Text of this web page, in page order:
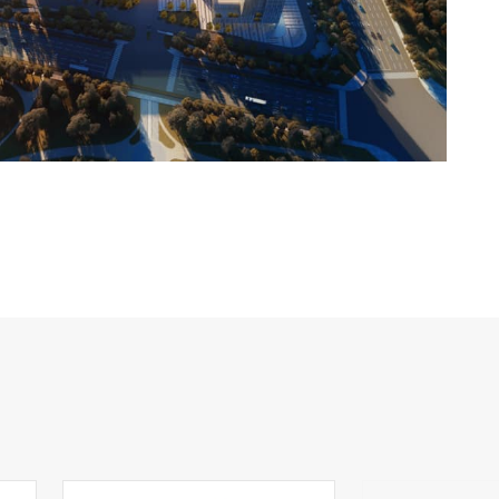
17755208885@sina.com
+8617755208885
+8617755208885
+8617755208885
+8617755208885